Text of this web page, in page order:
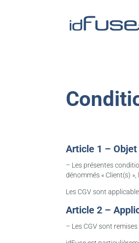
Article 1 – Objet
– Les présentes
dénommés « Client(s)
Les CGV sont
Article 2 –
– Les CGV sont